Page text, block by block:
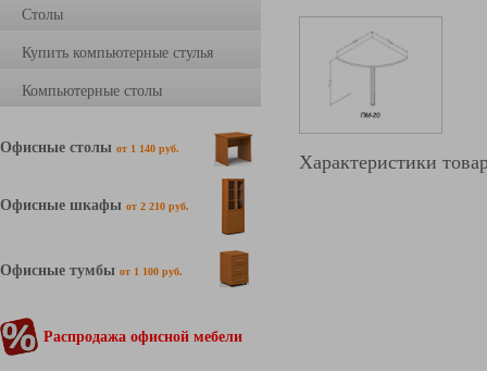
Столы
Купить компьютерные стулья
Компьютерные столы
Офисные столы от 1 140 руб.
Офисные шкафы от 2 210 руб.
Офисные тумбы от 1 100 руб.
Распродажа офисной мебели
Характеристики